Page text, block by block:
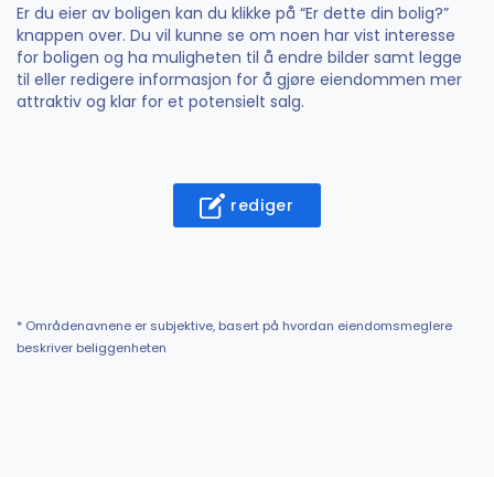
Er du eier av boligen kan du klikke på “Er dette din bolig?”
knappen over. Du vil kunne se om noen har vist interesse
for boligen og ha muligheten til å endre bilder samt legge
til eller redigere informasjon for å gjøre eiendommen mer
attraktiv og klar for et potensielt salg.
rediger
* Områdenavnene er subjektive, basert på hvordan eiendomsmeglere
beskriver beliggenheten